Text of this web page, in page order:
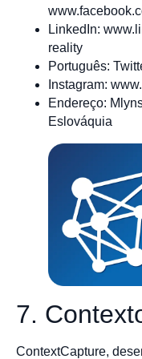
LinkedIn:
reality
Português:
Instagram:
Endereço:
Eslováquia
7.
ContextCapture,